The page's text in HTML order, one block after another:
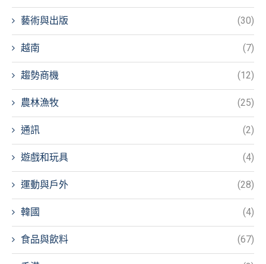
藝術與出版 (30)
越南 (7)
趨勢商機 (12)
農林漁牧 (25)
通訊 (2)
遊戲和玩具 (4)
運動與戶外 (28)
韓國 (4)
食品與飲料 (67)